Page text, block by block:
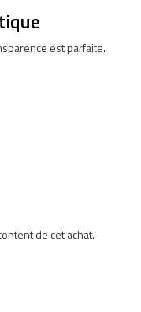
est parfaite.
de cet achat.